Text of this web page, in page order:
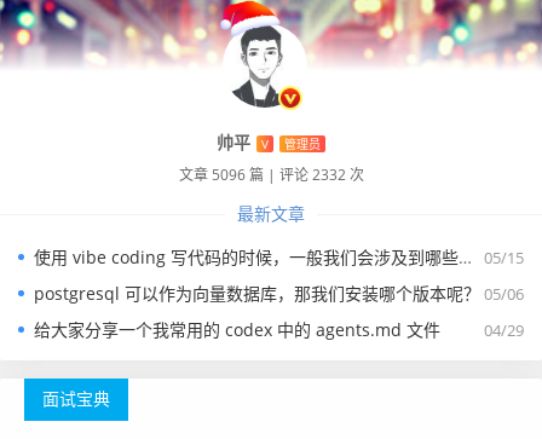
帅平 V 管理员
文章 5096 篇 | 评论 2332 次
最新文章
05/15
使用 vibe coding 写代码的时候，一般我们会涉及到哪些提示词？
05/06
postgresql 可以作为向量数据库，那我们安装哪个版本呢？
04/29
给大家分享一个我常用的 codex 中的 agents.md 文件
面试宝典